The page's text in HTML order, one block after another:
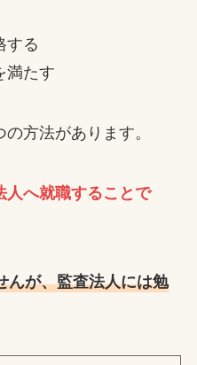
する
満たす
方法があります。
人へ就職することで
んが、監査法人には勉